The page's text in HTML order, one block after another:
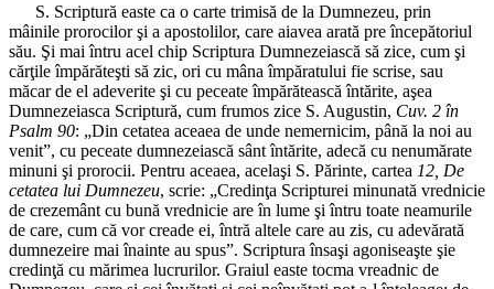
S. Scriptură easte ca o carte trimisă de la Dumnezeu, prin
mâinile prorocilor şi a apostolilor, care aiavea arată pre începătoriul
său. Şi mai întru acel chip Scriptura Dumnezeiască să zice, cum şi
cărţile împărăteşti să zic, ori cu mâna împăratului fie scrise, sau
măcar de el adeverite şi cu peceate împărătească întărite, aşea
Dumnezeiasca Scriptură, cum frumos zice S. Augustin, Cuv. 2 în
Psalm 90: „Din cetatea aceaea de unde nemernicim, până la noi au
venit”, cu peceate dumnezeiască sânt întărite, adecă cu nenumărate
minuni şi prorocii. Pentru aceaea, acelaşi S. Părinte, cartea 12, De
cetatea lui Dumnezeu, scrie: „Credinţa Scripturei minunată vrednicie
de crezemânt cu bună vrednicie are în lume şi întru toate neamurile
de care, cum că vor creade ei, întră altele care au zis, cu adevărată
dumnezeire mai înainte au spus”. Scriptura însaşi agoniseaşte şie
credinţă cu mărimea lucrurilor. Graiul easte tocma vreadnic de